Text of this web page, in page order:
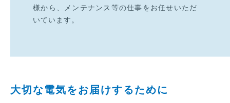
様から、メンテナンス等の仕事をお任せいただ
いています。
大切な電気をお届けするために